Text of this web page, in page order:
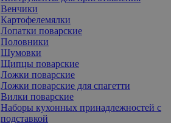
Венчики
Картофелемялки
Лопатки поварские
Половники
Шумовки
Щипцы поварские
Ложки поварские
Ложки поварские для спагетти
Вилки поварские
Наборы кухонных принадлежностей с
подставкой